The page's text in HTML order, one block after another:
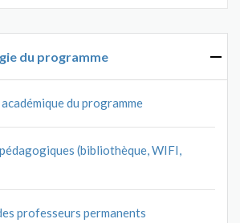
du programme
du programme
(bibliothèque, WIFI,
professeurs permanents